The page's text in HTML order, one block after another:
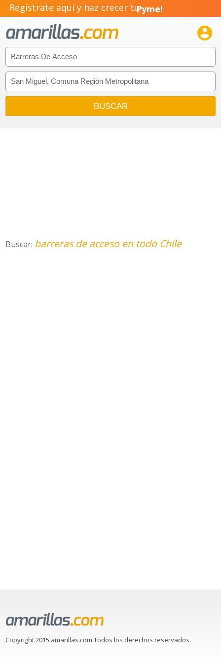
Regístrate aquí y haz crecer tuPyme!
Emprendimiento!

Buscar: barreras de acceso en todo Chile
Copyright 2015 amarillas.com Todos los derechos reservados.